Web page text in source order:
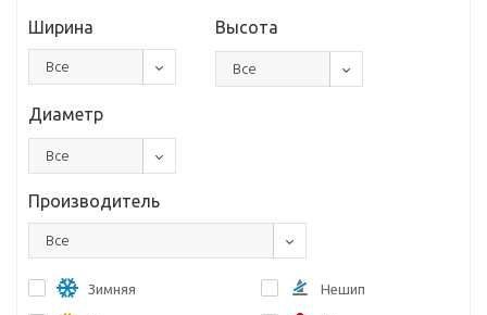
Ширина
Все
Высота
Все
Диаметр
Все
Производитель
Все
Зимняя Нешип